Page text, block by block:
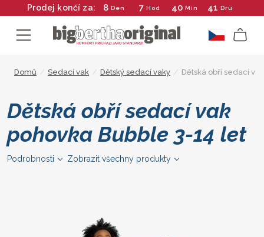
Prodej končí za: 8 Den 7 Hod 40 Min 40 Dru
Domů / Sedací vak / Dětský sedací vaky / Dětská obří sedací
Dětská obří sedací vak
pohovka Bubble 3-14 let
Podrobnosti Zobrazit všechny produkty